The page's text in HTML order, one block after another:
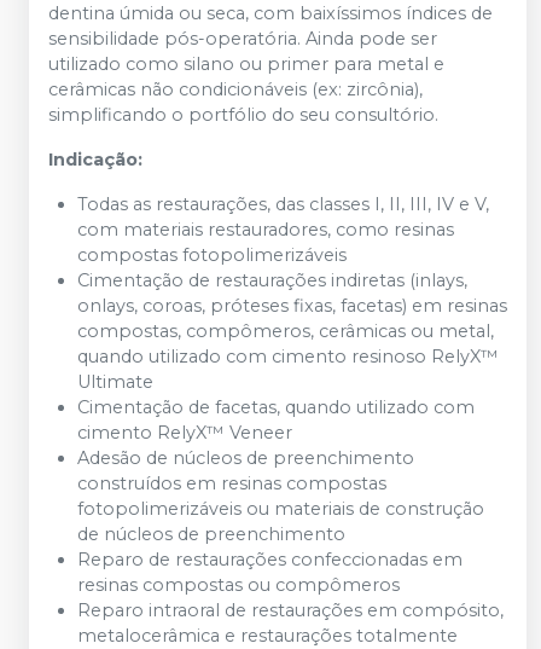
dentina úmida ou seca, com baixíssimos índices de
sensibilidade pós-operatória. Ainda pode ser
utilizado como silano ou primer para metal e
cerâmicas não condicionáveis (ex: zircônia),
simplificando o portfólio do seu consultório.
Indicação:
Todas as restaurações, das classes I, II, III, IV e V,
com materiais restauradores, como resinas
compostas fotopolimerizáveis
Cimentação de restaurações indiretas (inlays,
onlays, coroas, próteses fixas, facetas) em resinas
compostas, compômeros, cerâmicas ou metal,
quando utilizado com cimento resinoso RelyX™
Ultimate
Cimentação de facetas, quando utilizado com
cimento RelyX™ Veneer
Adesão de núcleos de preenchimento
construídos em resinas compostas
fotopolimerizáveis ou materiais de construção
de núcleos de preenchimento
Reparo de restaurações confeccionadas em
resinas compostas ou compômeros
Reparo intraoral de restaurações em compósito,
metalocerâmica e restaurações totalmente